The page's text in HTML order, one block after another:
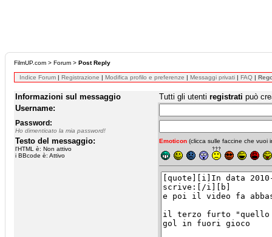
FilmUP.com > Forum > Post Reply
Indice Forum | Registrazione | Modifica profilo e preferenze | Messaggi privati | FAQ |
Informazioni sul messaggio Tutti gli utenti registrati può
Username:
Password:
Ho dimenticato la mia password!
Testo del messaggio:
l'HTML è: Non attivo
i BBcode è: Attivo
Emoticon (clicca sulle faccine che vuoi